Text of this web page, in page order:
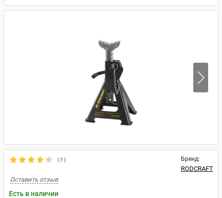
(7) Бренд:
RODCRAFT
Оставить отзыв
Есть в наличии